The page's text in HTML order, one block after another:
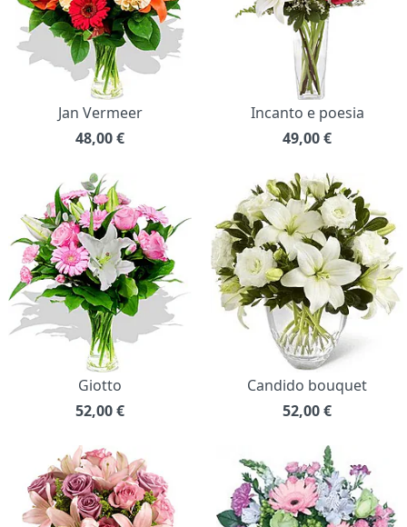
Jan Vermeer
48,00€
Incanto e poesia
49,00€
Giotto
52,00€
Candido bouquet
52,00€